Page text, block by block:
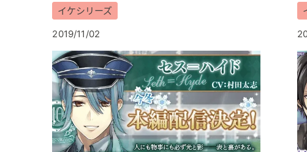
イケシリーズ
2019/11/02